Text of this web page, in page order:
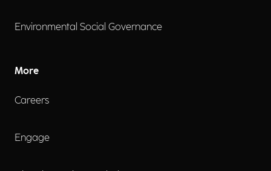
Environmental Social Governance
More
Careers
Engage